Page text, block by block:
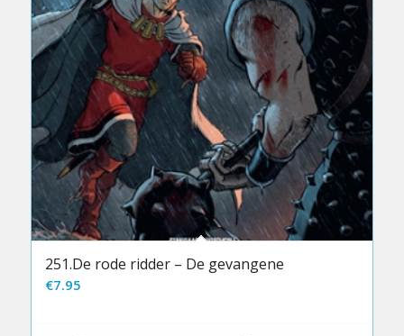
251.De rode ridder – De gevangene
€7.95